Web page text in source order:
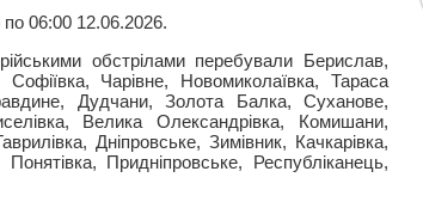
06:00 12.06.2026.
обстрілами перебували Берислав,
Чарівне, Новомиколаївка, Тараса
Дудчани, Золота Балка, Суханове,
Велика Олександрівка, Комишани,
Дніпровське, Зимівник, Качкарівка,
Придніпровське, Республіканець,